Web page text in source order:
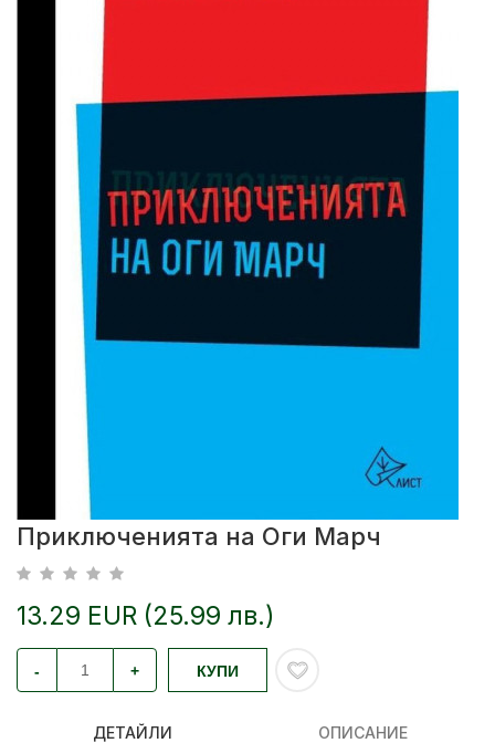
Приключенията на Оги Марч
13.29 EUR (25.99 лв.)
- + КУПИ
ДЕТАЙЛИ ОПИСАНИЕ